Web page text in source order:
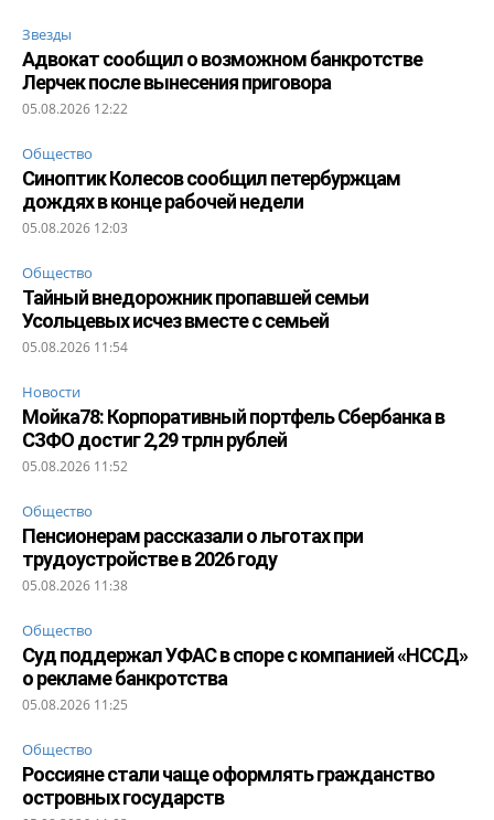
Звезды
Адвокат сообщил о возможном банкротстве
Лерчек после вынесения приговора
05.08.2026 12:22
Общество
Синоптик Колесов сообщил петербуржцам
дождях в конце рабочей недели
05.08.2026 12:03
Общество
Тайный внедорожник пропавшей семьи
Усольцевых исчез вместе с семьей
05.08.2026 11:54
Новости
Мойка78: Корпоративный портфель Сбербанка в
СЗФО достиг 2,29 трлн рублей
05.08.2026 11:52
Общество
Пенсионерам рассказали о льготах при
трудоустройстве в 2026 году
05.08.2026 11:38
Общество
Суд поддержал УФАС в споре с компанией «НССД»
о рекламе банкротства
05.08.2026 11:25
Общество
Россияне стали чаще оформлять гражданство
островных государств